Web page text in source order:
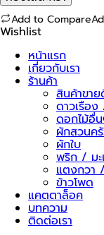
สั้น
ลอซู
03
Add to Compare
Wishlist
หน้าแรก
เกี่ยวกับเรา
ร้านค้า
สินค้าขา
ดาวเรือ
ดอกไม้อื่
ผักสวนค
ผักใบ
พริก / มะ
แตงกวา
ข้าวโพด
แคตตาล็อค
บทความ
ติดต่อเรา